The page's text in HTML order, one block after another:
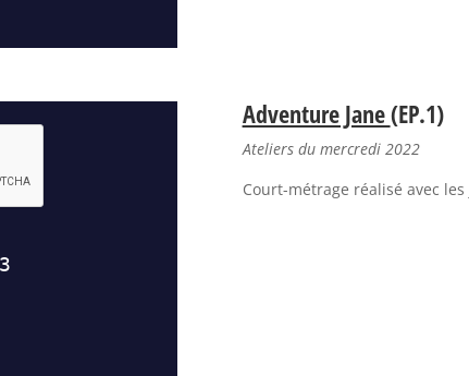
Adventure Jane(EP.1)
Ateliers du mercredi 2022
Court-métrage réalisé avec